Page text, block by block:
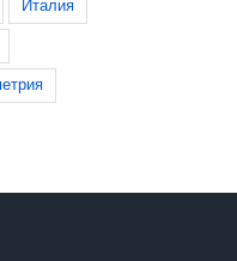
Италия